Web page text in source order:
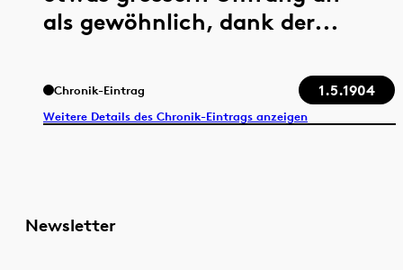
als gewöhnlich, dank der...
Chronik-Eintrag 1.5.1904
Weitere Details des Chronik-Eintrags anzeigen
Newsletter